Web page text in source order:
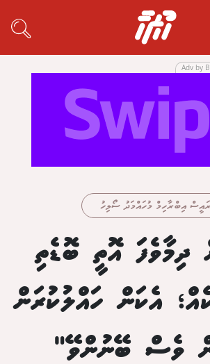
Adv by
އިބްރާހިމް މުހައްމަދު ސޯލިހު
ދިމާވެފަ އޮތީ ބޮޑެތި
އެކަން ހައްލުކުރަން
ވެސް ބޭނުންވޭ"